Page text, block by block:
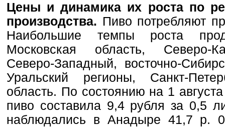
Цены и динамика их роста по
производства. Пиво потребляют
Наибольшие темпы роста
Московская область, Северо-
Северо-Западный, восточно-
Уральский регионы, Санкт-
область. По состоянию на 1
пиво составила 9,4 рубля за 0,5
наблюдались в Анадыре 41,7 р.